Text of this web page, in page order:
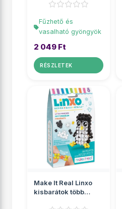
Fűzhető és
vasalható gyöngyök
2 049 Ft
RÉSZLETEK
Make It Real Linxo
kisbarátok több